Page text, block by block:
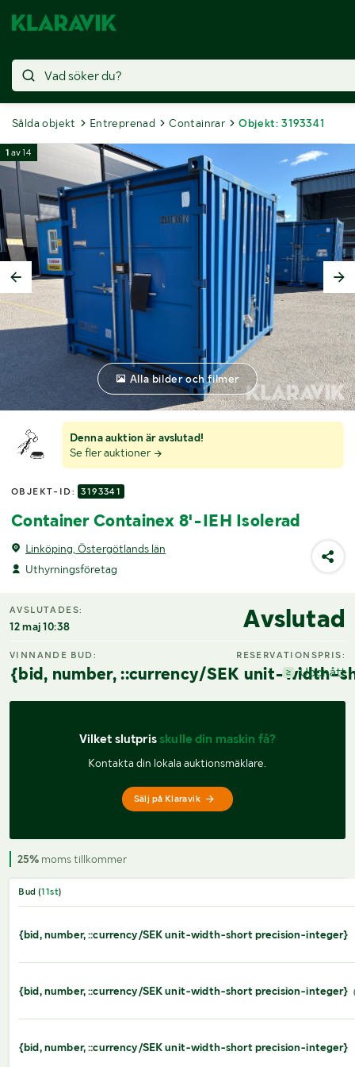
Sålda objekt Entreprenad Containrar Objekt: 3193341
Denna auktion är avslutad!
Se fler auktioner
OBJEKT-ID: 3193341
Container Containex 8'-IEH Isolerad
Linköping, Östergötlands län
Uthyrningsföretag
1 av14
Alla bilder och filmer
AVSLUTADES:
12 maj 10:38 Avslutad
VINNANDE BUD:
{bid, number, ::currency/SEK unit-width-
RESERVATIONSPRIS:
Uppnått
Vilket slutpris skulle din maskin få?
Kontakta din lokala auktionsmäklare.
Sälj på Klaravik
25% moms tillkommer
Bud (11st)
{bid, number, ::currency/SEK unit-width-short precision-integer}
{bid, number, ::currency/SEK unit-width-short precision-integer}
{bid, number, ::currency/SEK unit-width-short precision-integer}